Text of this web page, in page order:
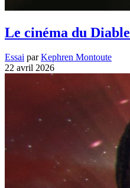
Le cinéma du Diable
Essai par Kephren Montoute
22 avril 2026